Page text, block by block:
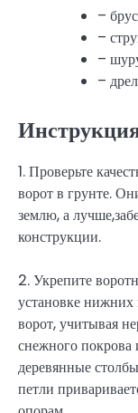
–
–
–
–
1. Проверьте
ворот в грунте.
землю, а
конструкции.
2. Укрепите
установке нижних
ворот, учитывая
снежного покрова
деревянные
петли